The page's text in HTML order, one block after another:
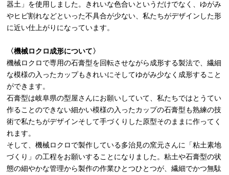
器土」を使用しました。きれいな色合いというだけでなく、ゆがみ
やヒビ割れなどといった不具合が少ない、私たちがデザインした形
に近い仕上がりになっています。
〈機械ロクロ成形について〉
機械ロクロで専用の石膏型を回転させながら成形する製法で、繊細
な模様の入ったカップもきれいにそしてゆがみ少なく成形すること
ができます。
石膏型は岐阜県の型屋さんにお願いしていて、私たちではとうてい
作ることのできない細かい模様の入ったカップの石膏型も熟練の技
術で私たちがデザインそして手づくりした原型そのままに作ってく
れます。
そして、機械ロクロで製作している多治見の窯元さんに「粘土素地
づくり」の工程をお願いすることになりました。粘土や石膏型の状
態の細やかな管理から製作の作業ひとつひとつが、繊細でかつ無駄